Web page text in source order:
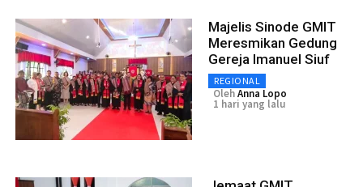
Majelis Sinode GMIT
Meresmikan Gedung
Gereja Imanuel Siuf
REGIONAL
OlehAnna Lopo
1 hari yang lalu